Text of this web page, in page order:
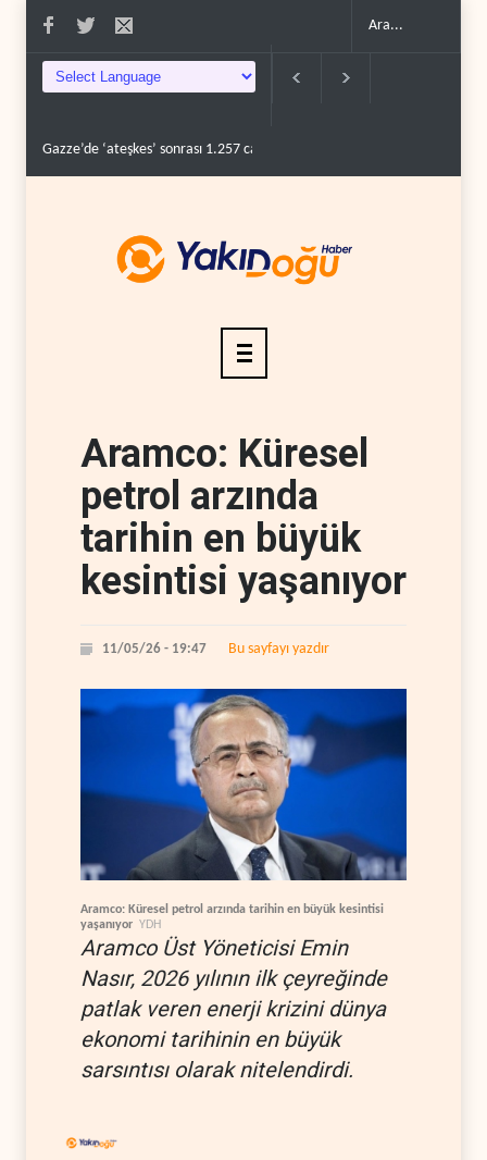
Gazze’de ‘ateşkes’ sonrası 1.257 can kaybı..
Aramco: Küresel
petrol arzında
tarihin en büyük
kesintisi yaşanıyor
11/05/26 - 19:47 Bu sayfayı yazdır
Aramco: Küresel petrol arzında tarihin en büyük kesintisi
yaşanıyor YDH
Aramco Üst Yöneticisi Emin
Nasır, 2026 yılının ilk çeyreğinde
patlak veren enerji krizini dünya
ekonomi tarihinin en büyük
sarsıntısı olarak nitelendirdi.